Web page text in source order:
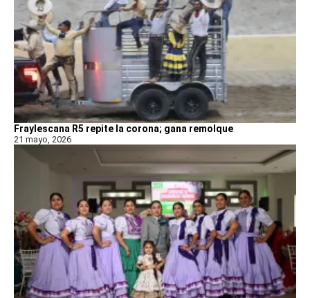
Fraylescana R5 repite la corona; gana remolque
21 mayo, 2026